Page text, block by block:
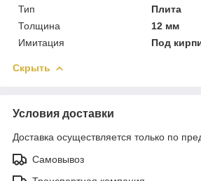
Тип
Плита
Толщина
12 мм
Имитация
Под
Скрыть
Условия доставки
Доставка осуществляется только по
Самовывоз